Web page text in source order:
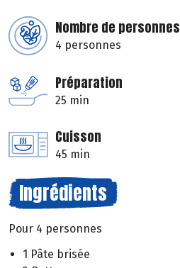
Nombre de personnes
4 personnes
Préparation
25 min
Cuisson
45 min
Ingrédients
Pour 4 personnes
1 Pâte brisée